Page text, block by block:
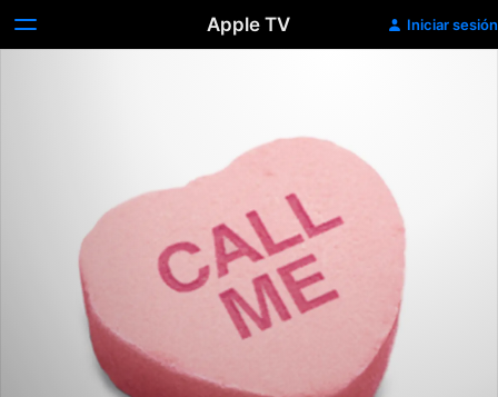
Apple TV Iniciar sesión